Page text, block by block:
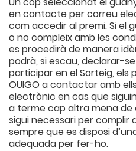
en contacte per correu
com accedir al premi. Si el
o no compleix amb les
es procedirà de manera
podrà, si escau, declarar-
participar en el Sorteig,
OUIGO a contactar amb
electrònic en cas que
a terme cap altra mena
sigui necessari per
sempre que es disposi
adequada per fer-ho.